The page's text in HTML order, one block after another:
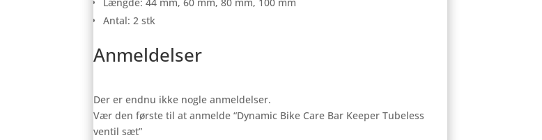
Antal: 2 stk
Anmeldelser
Der er endnu ikke nogle anmeldelser.
Vær den første til at anmelde “Dynamic Bike Care Bar Keeper Tubeless
ventil sæt”